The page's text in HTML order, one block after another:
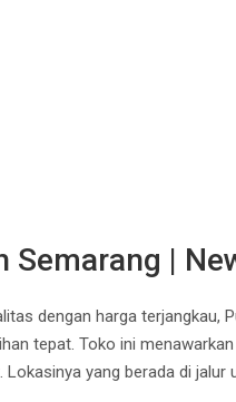
Semarang |
dengan harga terjangkau,
tepat. Toko ini
yang berada di